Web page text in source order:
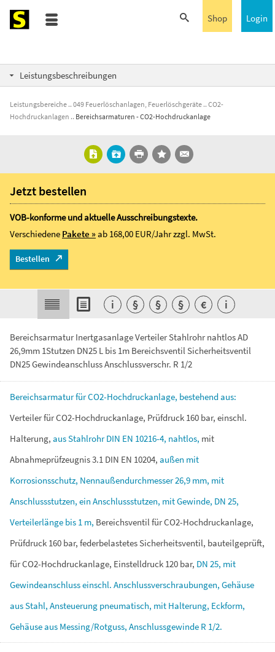
Login
Shop
Leistungsbeschreibungen
Leistungsbereiche 049 Feuerlöschanlagen, Feuerlöschgeräte
CO2-
Hochdruckanlagen
Bereichsarmaturen - CO2-Hochdruckanlage
Bereichsarmatur Inertgasanlage Verteiler Stahlrohr nahtlos AD
26,9mm 1Stutzen DN25 L bis 1m Bereichsventil Sicherheitsventil
DN25 Gewindeanschluss Anschlussverschr. R 1/2
BereichsarmaturfürCO2-Hochdruckanlage, bestehendaus:
VerteilerfürCO2-Hochdruckanlage, Prüfdruck 160 bar, einschl.
Halterung, ausStahlrohrDIN EN 10216-4, nahtlos, mit
Abnahmeprüfzeugnis3.1 DIN EN 10204, außen mit
Korrosionsschutz, Nennaußendurchmesser26,9 mm, mit
Anschlussstutzen, ein Anschlussstutzen, mitGewinde, DN 25,
Verteilerlänge bis 1 m, BereichsventilfürCO2-Hochdruckanlage,
Prüfdruck 160 bar, federbelastetesSicherheitsventil, bauteilgeprüft,
fürCO2-Hochdruckanlage, Einstelldruck 120 bar, DN 25, mit
Gewindeanschlusseinschl. Anschlussverschraubungen, Gehäuse
ausStahl, Ansteuerung pneumatisch, mit Halterung, Eckform,
Gehäuseaus Messing/Rotguss, Anschlussgewinde R 1/2.
Jetzt bestellen
VOB-konforme und aktuelle Ausschreibungstexte.
Verschiedene Pakete »ab 168,00 EUR/Jahrzzgl. MwSt.
Bestellen
i § § § € i